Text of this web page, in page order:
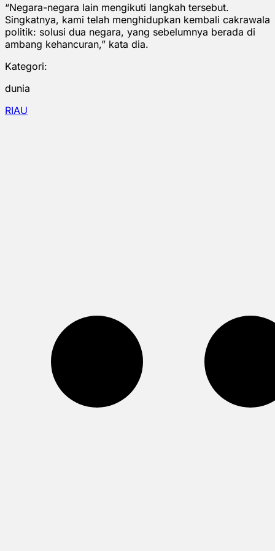
“Negara-negara lain mengikuti langkah tersebut.
Singkatnya, kami telah menghidupkan kembali cakrawala
politik: solusi dua negara, yang sebelumnya berada di
ambang kehancuran,” kata dia.
Kategori:
dunia
RIAU